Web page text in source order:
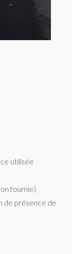
utilisée
fournie)
de présence de